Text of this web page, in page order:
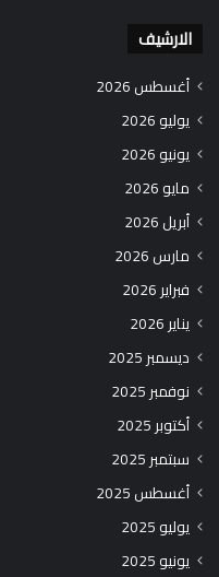
الارشيف
أغسطس 2026
يوليو 2026
يونيو 2026
مايو 2026
أبريل 2026
مارس 2026
فبراير 2026
يناير 2026
ديسمبر 2025
نوفمبر 2025
أكتوبر 2025
سبتمبر 2025
أغسطس 2025
يوليو 2025
يونيو 2025